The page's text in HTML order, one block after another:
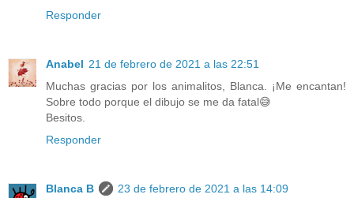
Responder
Anabel 21 de febrero de 2021 a las 22:51
Muchas gracias por los animalitos, Blanca. ¡Me encantan!
Sobre todo porque el dibujo se me da fatal😅
Besitos.
Responder
Blanca B
23 de febrero de 2021 a las 14:09